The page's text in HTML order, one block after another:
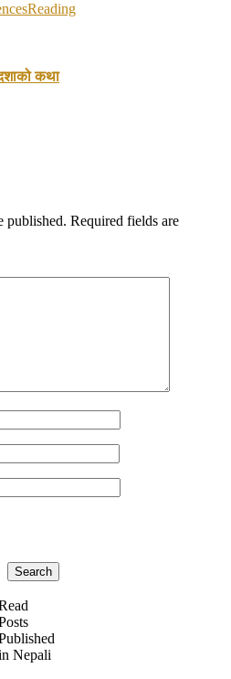
Reading
कथा
published. Required fields are
Search
Nepali